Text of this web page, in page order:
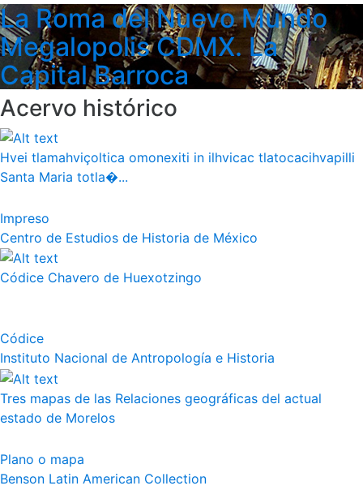
La Roma del Nuevo Mundo
Megalopolis CDMX. La
Capital Barroca
Acervo histórico
Hvei tlamahviçoltica omonexiti in ilhvicac tlatocacihvapilli
Santa Maria totla�...
Impreso
Centro de Estudios de Historia de México
Códice Chavero de Huexotzingo
Códice
Instituto Nacional de Antropología e Historia
Tres mapas de las Relaciones geográficas del actual
estado de Morelos
Plano o mapa
Benson Latin American Collection